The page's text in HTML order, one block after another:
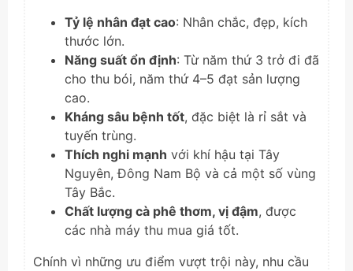
Tỷ lệ nhân đạt cao: Nhân chắc, đẹp, kích
thước lớn.
Năng suất ổn định: Từ năm thứ 3 trở đi đã
cho thu bói, năm thứ 4–5 đạt sản lượng
cao.
Kháng sâu bệnh tốt, đặc biệt là rỉ sắt và
tuyến trùng.
Thích nghi mạnh với khí hậu tại Tây
Nguyên, Đông Nam Bộ và cả một số vùng
Tây Bắc.
Chất lượng cà phê thơm, vị đậm, được
các nhà máy thu mua giá tốt.
Chính vì những ưu điểm vượt trội này, nhu cầu